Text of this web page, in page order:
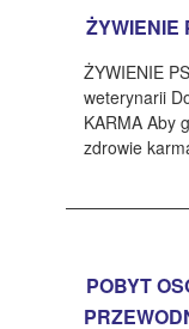
ŻYWIENIE
ŻYWIENIE
weterynarii
KARMA Aby
zdrowie
POBYT